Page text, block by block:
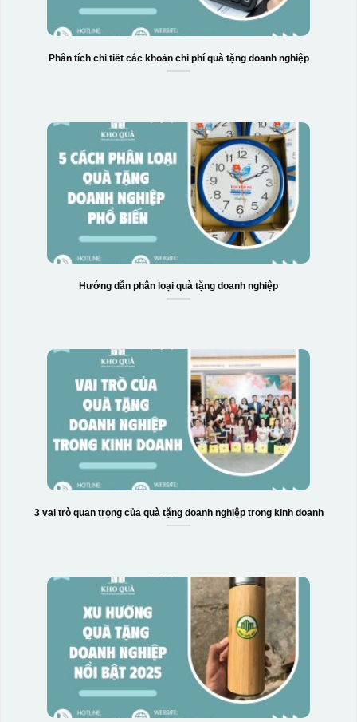
vàng, khi in ở nhiệt cao, nền đó sẽ cháy và biến mất để
lại mực in logo dính chết lên gốm sứ [gallery link="file"
size="full" ids="29792,29791,29790"]
Phân tích chi tiết các khoản chi phí quà tặng doanh nghiệp
Hướng dẫn phân loại quà tặng doanh nghiệp
3 vai trò quan trọng của quà tặng doanh nghiệp trong kinh doanh